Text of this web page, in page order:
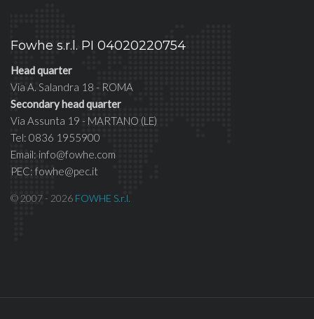
Fowhe s.r.l. PI 04020220754
Head quarter
Via A. Salandra 18 - ROMA
Secondary head quarter
Via Assunta 19 - MARTANO (LE)
Tel: 0836 1955900
Email: info@fowhe.com
PEC: fowhe@pec.it
© 2007 - 2026 FOWHE S.r.l.